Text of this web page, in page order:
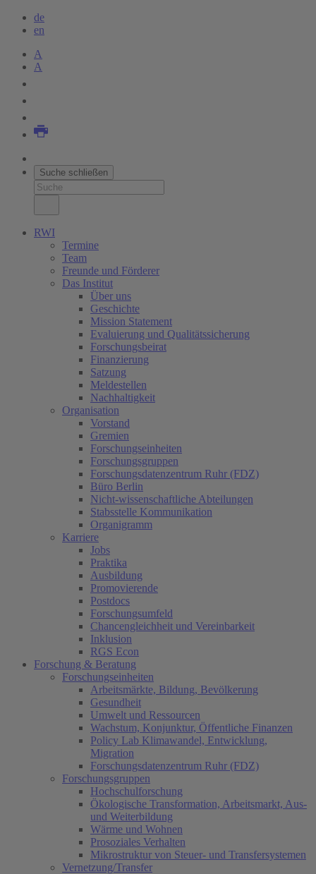
de
en
A
A
Suche schließen
RWI
Termine
Team
Freunde und Förderer
Das Institut
Über uns
Geschichte
Mission Statement
Evaluierung und Qualitätssicherung
Forschungsbeirat
Finanzierung
Satzung
Meldestellen
Nachhaltigkeit
Organisation
Vorstand
Gremien
Forschungseinheiten
Forschungsgruppen
Forschungsdatenzentrum Ruhr (FDZ)
Büro Berlin
Nicht-wissenschaftliche Abteilungen
Stabsstelle Kommunikation
Organigramm
Karriere
Jobs
Praktika
Ausbildung
Promovierende
Postdocs
Forschungsumfeld
Chancengleichheit und Vereinbarkeit
Inklusion
RGS Econ
Forschung & Beratung
Forschungseinheiten
Arbeitsmärkte, Bildung, Bevölkerung
Gesundheit
Umwelt und Ressourcen
Wachstum, Konjunktur, Öffentliche Finanzen
Policy Lab Klimawandel, Entwicklung,
Migration
Forschungsdatenzentrum Ruhr (FDZ)
Forschungsgruppen
Hochschulforschung
Ökologische Transformation, Arbeitsmarkt, Aus-
und Weiterbildung
Wärme und Wohnen
Prosoziales Verhalten
Mikrostruktur von Steuer- und Transfersystemen
Vernetzung/Transfer